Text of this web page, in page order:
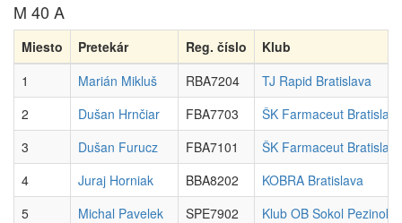
M 40 A
Miesto Pretekár Reg. číslo
Klub
1
Marián Mikluš RBA7204
TJ Rapid Bratislava
2
Dušan Hrnčiar FBA7703
ŠK Farmaceut Bratislava
3
Dušan Furucz FBA7101
ŠK Farmaceut Bratislava
4
Juraj Horniak BBA8202
KOBRA Bratislava
5
Michal Pavelek SPE7902
Klub OB Sokol Pezinok